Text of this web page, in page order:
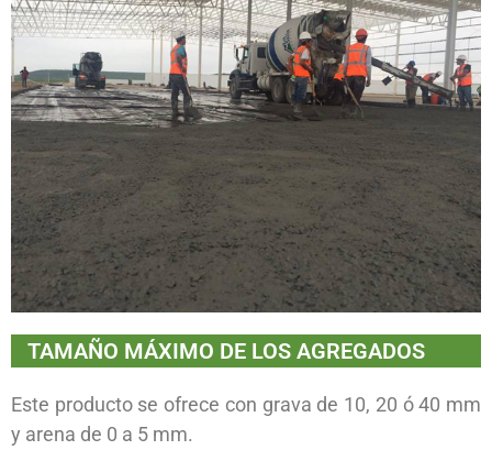
TAMAÑO MÁXIMO DE LOS AGREGADOS
Este producto se ofrece con grava de 10, 20 ó 40 mm
y arena de 0 a 5 mm.